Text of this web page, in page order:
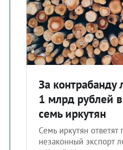
За контрабанду
1 млрд рублей в
семь иркутян
Семь иркутян
незаконный экспорт